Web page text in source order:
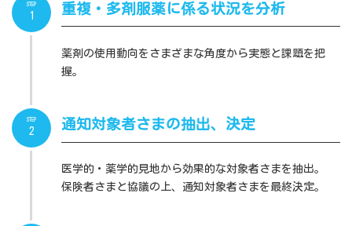
重複・多剤服薬に係る状況を分析
薬剤の使用動向をさまざまな角度から実態と課題を把
握。
STEP
1
通知対象者さまの抽出、決定
医学的・薬学的見地から効果的な対象者さまを抽出。
保険者さまと協議の上、通知対象者さまを最終決定。
STEP
2